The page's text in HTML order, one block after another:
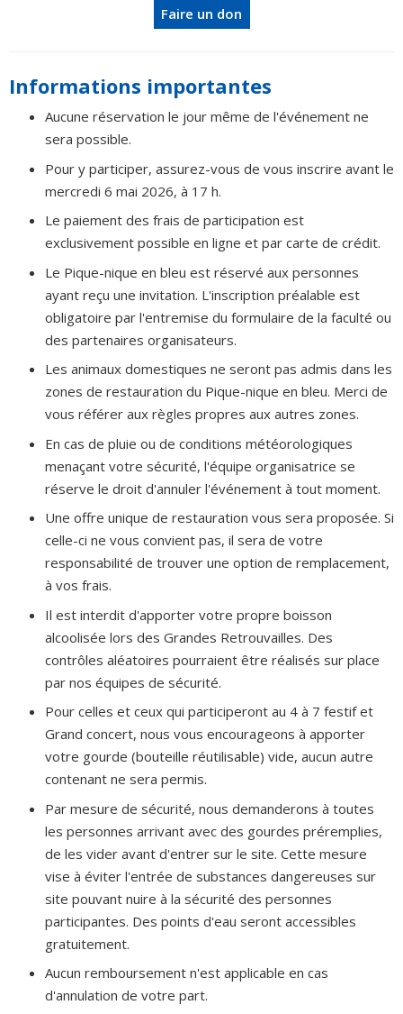
Faire un don
Informations importantes
Aucune réservation le jour même de l'événement ne
sera possible.
Pour y participer, assurez-vous de vous inscrire avant le
mercredi 6 mai 2026, à 17 h.
Le paiement des frais de participation est
exclusivement possible en ligne et par carte de crédit.
Le Pique-nique en bleu est réservé aux personnes
ayant reçu une invitation. L'inscription préalable est
obligatoire par l'entremise du formulaire de la faculté ou
des partenaires organisateurs.
Les animaux domestiques ne seront pas admis dans les
zones de restauration du Pique-nique en bleu. Merci de
vous référer aux règles propres aux autres zones.
En cas de pluie ou de conditions météorologiques
menaçant votre sécurité, l'équipe organisatrice se
réserve le droit d'annuler l'événement à tout moment.
Une offre unique de restauration vous sera proposée. Si
celle-ci ne vous convient pas, il sera de votre
responsabilité de trouver une option de remplacement,
à vos frais.
Il est interdit d'apporter votre propre boisson
alcoolisée lors des Grandes Retrouvailles. Des
contrôles aléatoires pourraient être réalisés sur place
par nos équipes de sécurité.
Pour celles et ceux qui participeront au 4 à 7 festif et
Grand concert, nous vous encourageons à apporter
votre gourde (bouteille réutilisable) vide, aucun autre
contenant ne sera permis.
Par mesure de sécurité, nous demanderons à toutes
les personnes arrivant avec des gourdes préremplies,
de les vider avant d'entrer sur le site. Cette mesure
vise à éviter l'entrée de substances dangereuses sur
site pouvant nuire à la sécurité des personnes
participantes. Des points d'eau seront accessibles
gratuitement.
Aucun remboursement n'est applicable en cas
d'annulation de votre part.